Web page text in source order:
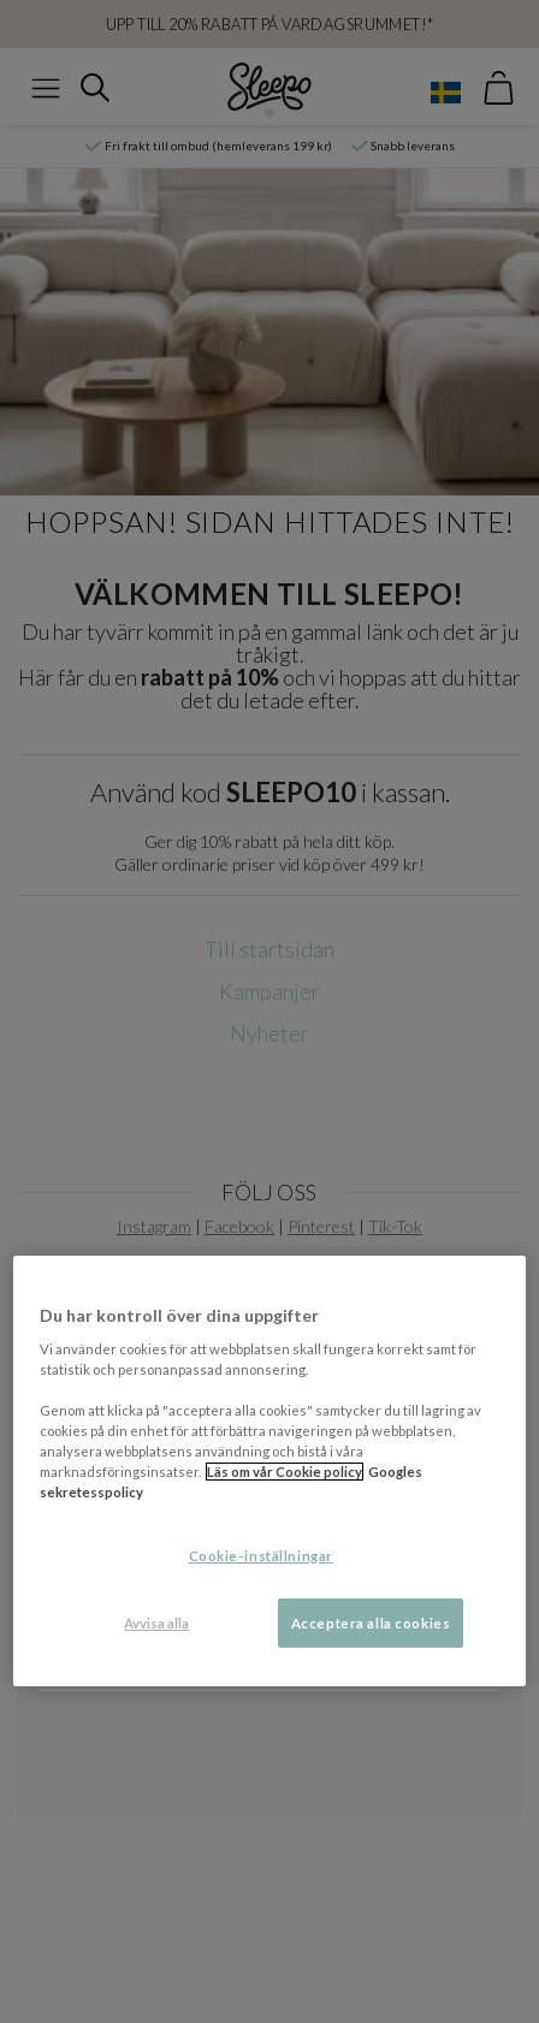
UPP TILL 20% RABATT PÅ VARDAGSRUMMET!*
Sök
Fri frakt till ombud (hemleverans 199 kr) Snabb leverans
HOPPSAN! SIDAN HITTADES INTE!
VÄLKOMMEN TILL SLEEPO!
Du har tyvärr kommit in på en gammal länk och det är ju
tråkigt.
Här får du en rabatt på 10%och vi hoppas att du hittar
det du letade efter.
Använd kod SLEEPO10i kassan.
Ger dig 10% rabatt på hela ditt köp.
Gäller ordinarie priser vid köp över 499 kr!
Till startsidan
Kampanjer
Nyheter
FÖLJ OSS
Instagram | Facebook | Pinterest | Tik-Tok
PRENUMERERA PÅ VÅRT NYHETSBREV!
Ta del av de senaste nyheterna, erbjudanden och
Du kan när som helst avanmäla dig från vårt nyhetsbrev. Se vår
för att läsa om hur vi vårdar dina uppgifter.
Du har kontroll över dina uppgifter
Vi använder cookies för att webbplatsen skall fungera korrekt samt för
statistik och personanpassad annonsering.
Genom att klicka på "acceptera alla cookies" samtycker du till lagring av
cookies på din enhet för att förbättra navigeringen på webbplatsen,
analysera webbplatsens användning och bistå i våra
marknadsföringsinsatser. Läs om vår Cookie policy Googles
sekretesspolicy
Cookie-inställningar
Avvisa alla Acceptera alla cookies